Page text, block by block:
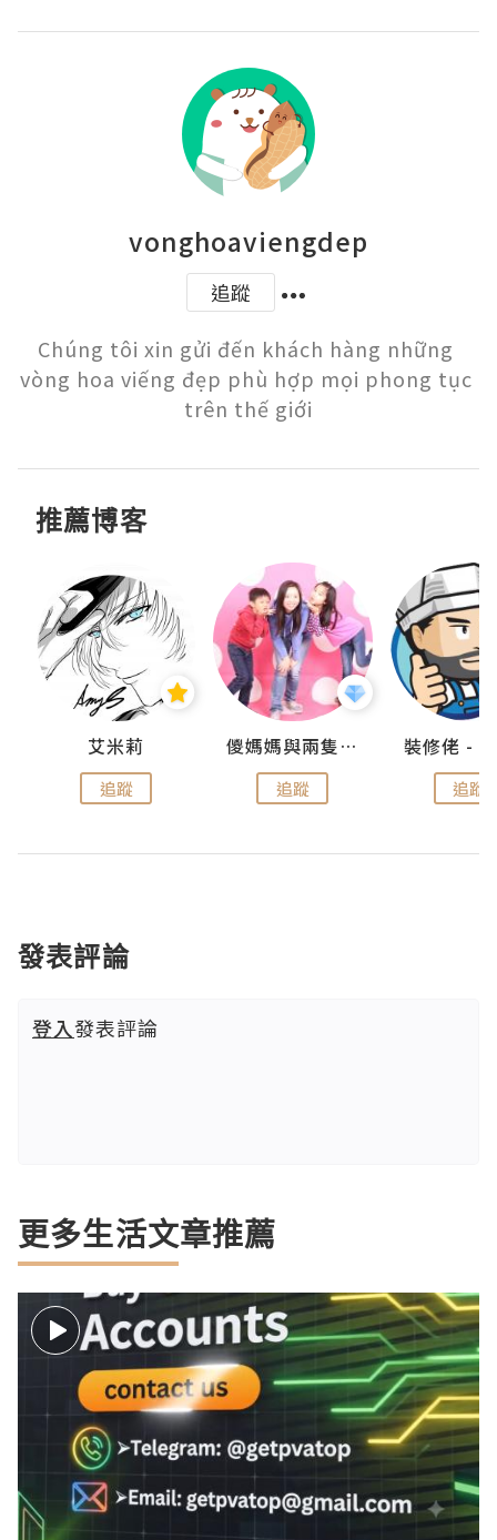
vonghoaviengdep
追蹤
Chúng tôi xin gửi đến khách hàng những
vòng hoa viếng đẹp phù hợp mọi phong tục
trên thế giới
推薦博客
艾米莉
追蹤
儍媽媽與兩隻小魔怪之家
追蹤 追蹤
發表評論
登入發表評論
更多生活文章推薦